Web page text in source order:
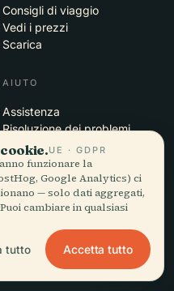
Consigli di viaggio
Vedi i prezzi
Scarica
AIUTO
Assistenza
Risoluzione dei problemi
dell'app
Contatti
Diventa partner
UE · GDPR
funzionare la
Google Analytics) ci
— solo dati aggregati,
cambiare in qualsiasi
tutto Accetta tutto